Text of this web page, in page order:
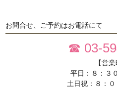
お問合せ、ご予約はお電話にて
☎ 03-
【営業
平日：８：３
土日祝：８：